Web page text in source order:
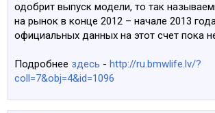
одобрит выпуск модели, то так
на рынок в конце 2012 – начале 2013
официальных данных на этот счет пока
Подробнее здесь - http://ru.bmwlife.lv/?
coll=7&obj=4&id=1096